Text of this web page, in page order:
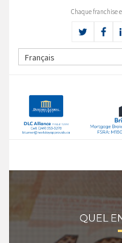
Chaque franchise
Français
QUEL